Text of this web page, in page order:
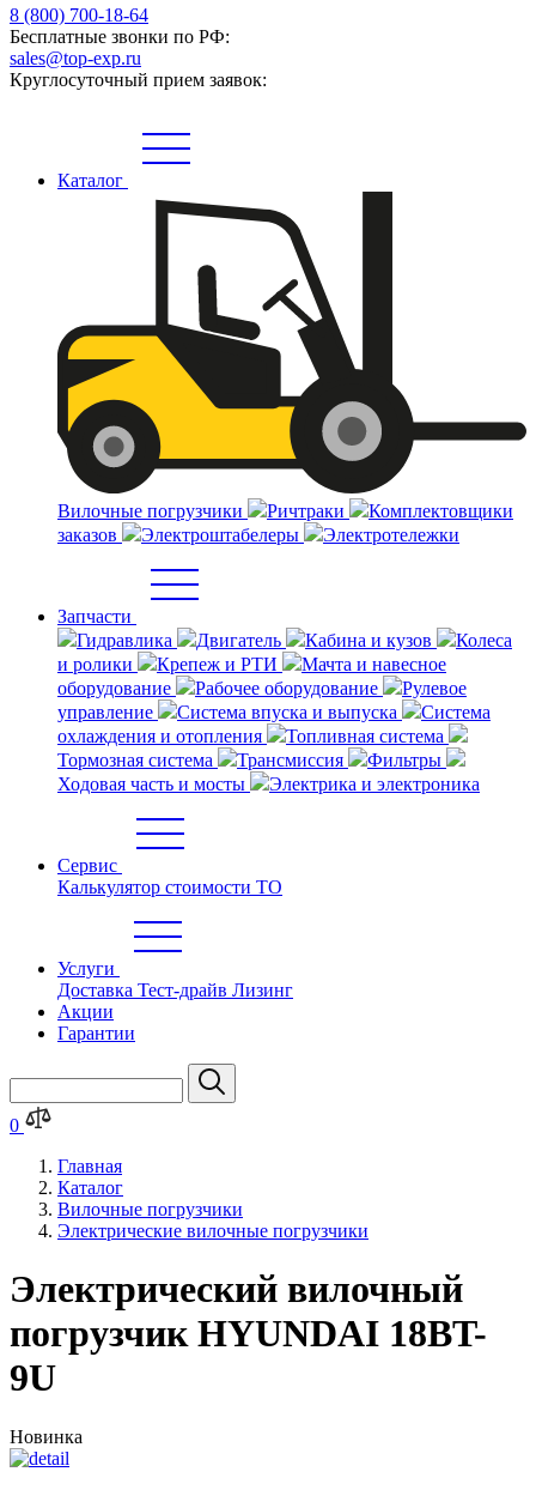
8 (800) 700-18-64
Бесплатные звонки по РФ:
sales@top-exp.ru
Круглосуточный прием заявок:
Каталог
Вилочные погрузчики Ричтраки
Комплектовщики
заказов
Электроштабелеры Электротележки
Запчасти
Гидравлика
Двигатель Кабина и кузов
Колеса
и ролики
Крепеж и РТИ
Мачта и навесное
оборудование
Рабочее оборудование
Рулевое
управление
Система впуска и выпуска
Система
охлаждения и отопления
Топливная система
Тормозная система
Трансмиссия
Фильтры
Ходовая часть и мосты
Электрика и электроника
Сервис
Калькулятор стоимости ТО
Услуги
Доставка Тест-драйв Лизинг
Акции
Гарантии
0
Главная
Каталог
Вилочные погрузчики
Электрические вилочные погрузчики
Электрический вилочный
погрузчик HYUNDAI 18BT-
9U
Новинка